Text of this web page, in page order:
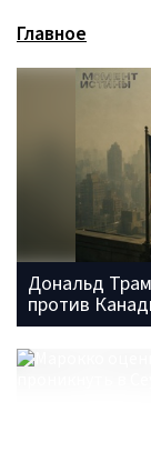
Главное
Дональд
против